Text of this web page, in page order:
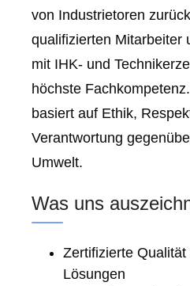
von Industrietoren
qualifizierten Mitarbeiter
mit IHK- und
höchste
basiert auf Ethik,
Verantwortung
Umwelt.
Was uns
Zertifizierte
Lösungen